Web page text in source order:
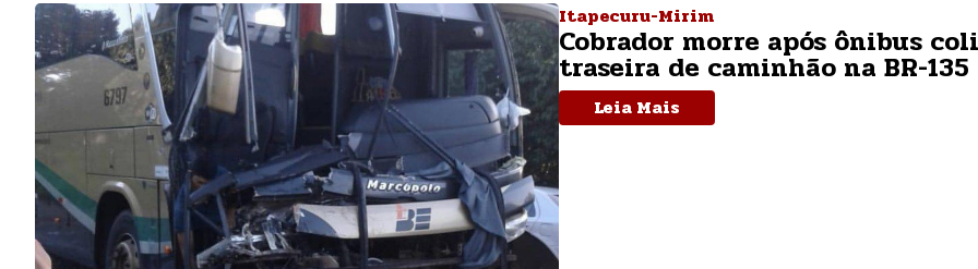
Itapecuru-Mirim
Cobrador morre após ônibus
traseira de caminhão na BR-
Leia Mais